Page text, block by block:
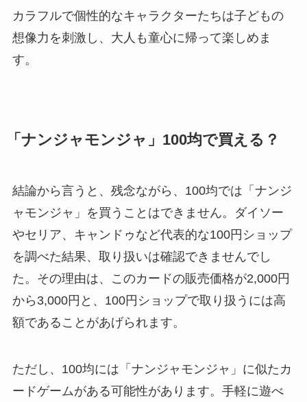
カラフルで個性的なキャラクターたちは子どもの
想像力を刺激し、大人も童心に帰って楽しめま
す。
「ナンジャモンジャ」100均で買える？
結論から言うと、残念ながら、100均では「ナンジ
ャモンジャ」を買うことはできません。ダイソー
やセリア、キャンドゥなど代表的な100円ショップ
を調べた結果、取り扱いは確認できませんでし
た。その理由は、このカードの販売価格が2,000円
から3,000円と、100円ショップで取り扱うには高
額であることがあげられます。
ただし、100均には「ナンジャモンジャ」に似たカ
ードゲームがある可能性があります。手軽に遊べ